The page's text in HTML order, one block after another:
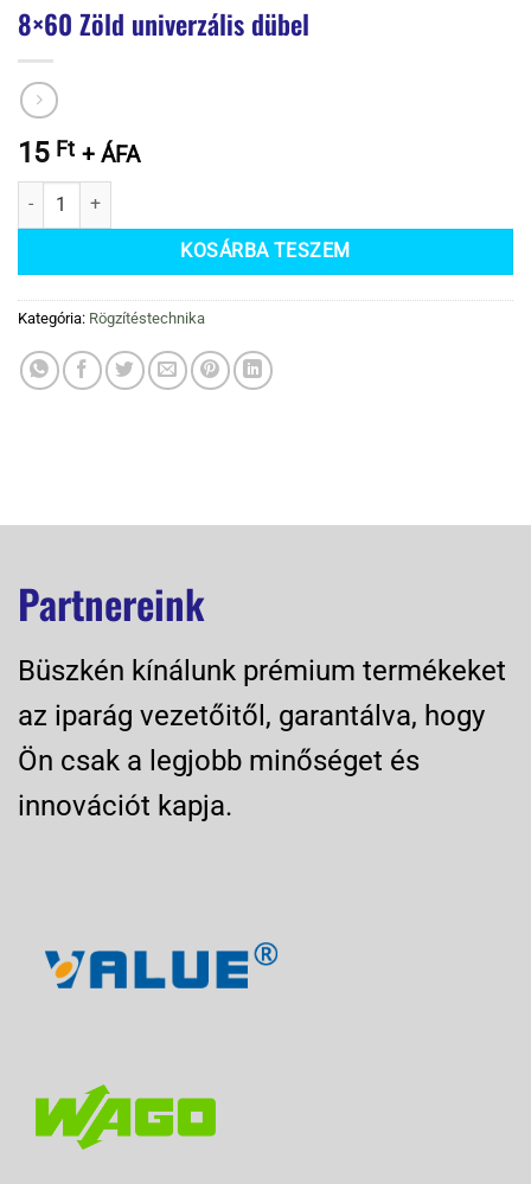
8×60 Zöld univerzális dübel
15 Ft + ÁFA
8x60 Zöld univerzális dübel mennyiség
KOSÁRBA TESZEM
Kategória: Rögzítéstechnika
Partnereink
Büszkén kínálunk prémium termékeket
az iparág vezetőitől, garantálva, hogy
Ön csak a legjobb minőséget és
innovációt kapja.